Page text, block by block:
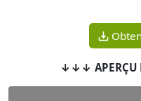
↓↓↓ APERÇU